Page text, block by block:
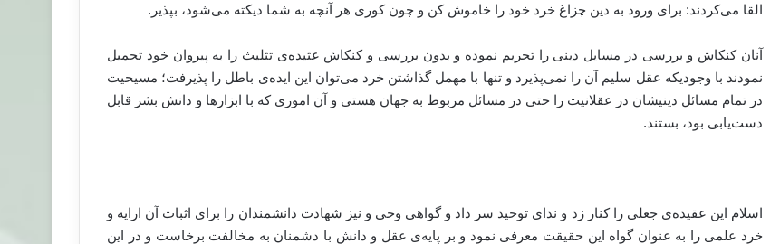
القا می‌کردند: برای ورود به دین چزاغ خرد خود را خاموش کن و چون کوری هر آنچه به شما دیکته می‌شود، بپذیر.
آنان کنکاش و بررسی در مسایل دینی را تحریم نموده و بدون بررسی و کنکاش عثیده‌ی تثلیث را به پیروان خود تحمیل
نمودند با وجودیکه عقل سلیم آن را نمی‌پذیرد و تنها با مهمل گذاشتن خرد می‌توان این ایده‌ی باطل را پذیرفت؛ مسیحیت
در تمام مسائل دینیشان در عقلانیت را حتی در مسائل مربوط به جهان هستی و آن اموری که با ابزارها و دانش بشر قابل
دست‌یابی بود، بستند.
اسلام این عقیده‌ی جعلی را کنار زد و ندای توحید سر داد و گواهی وحی و نیز شهادت دانشمندان را برای اثبات آن ارایه و
خرد علمی را به عنوان گواه این حقیقت معرفی نمود و بر پایه‌ی عقل و دانش با دشمنان به مخالفت برخاست و در این